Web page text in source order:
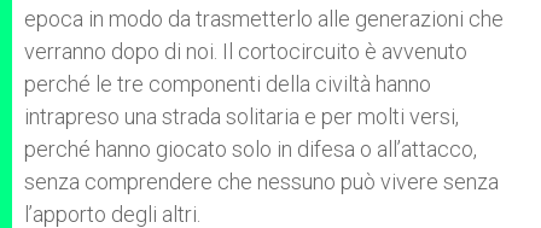
epoca in modo da trasmetterlo alle generazioni che
verranno dopo di noi. Il cortocircuito è avvenuto
perché le tre componenti della civiltà hanno
intrapreso una strada solitaria e per molti versi,
perché hanno giocato solo in difesa o all’attacco,
senza comprendere che nessuno può vivere senza
l’apporto degli altri.